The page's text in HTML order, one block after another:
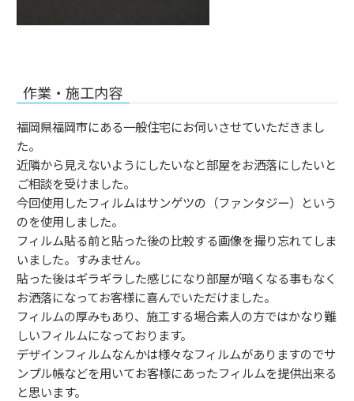
作業・施工内容
福岡県福岡市にある一般住宅にお伺いさせていただきまし
た。
近隣から見えないようにしたいなと部屋をお洒落にしたいと
ご相談を受けました。
今回使用したフィルムはサンゲツの（ファンタジー）という
のを使用しました。
フィルム貼る前と貼った後の比較する画像を撮り忘れてしま
いました。すみません。
貼った後はギラギラした感じになり部屋が暗くなる事もなく
お洒落になってお客様に喜んでいただけました。
フィルムの厚みもあり、施工する場合素人の方ではかなり難
しいフィルムになっております。
デザインフィルムなんかは様々なフィルムがありますのでサ
ンプル帳などを用いてお客様にあったフィルムを提供出来る
と思います。